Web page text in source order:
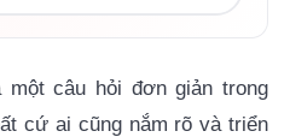
một câu hỏi đơn giản trong
cứ ai cũng nắm rõ và triển